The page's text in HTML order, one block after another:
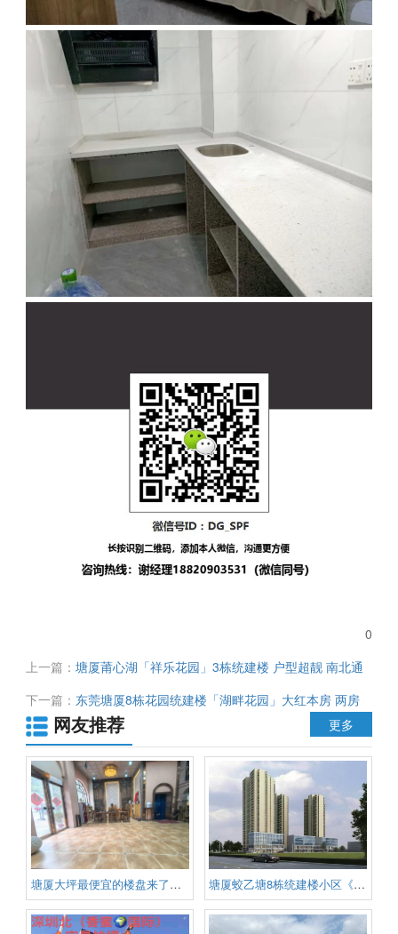
0
上一篇：塘厦莆心湖「祥乐花园」3栋统建楼 户型超靓 南北通
透 采光一流 单价仅4280元/平起
下一篇： 东莞塘厦8栋花园统建楼「湖畔花园」大红本房 两房
仅39.8万起 低总价高回报率 首付3成分期10年 低利息
网友推荐 更多
塘厦大坪最便宜的楼盘来了《花瓣 塘厦蛟乙塘8栋统建楼小区《东泰